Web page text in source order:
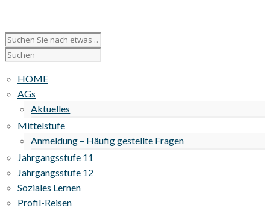
HOME
AGs
Aktuelles
Mittelstufe
Anmeldung – Häufig gestellte Fragen
Jahrgangsstufe 11
Jahrgangsstufe 12
Soziales Lernen
Profil-Reisen